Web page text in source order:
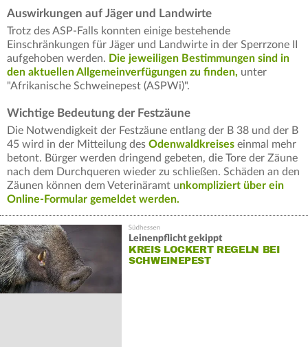
Auswirkungen auf Jäger und Landwirte
Trotz des ASP-Falls konnten einige bestehende
Einschränkungen für Jäger und Landwirte in der Sperrzone II
aufgehoben werden. Die jeweiligen Bestimmungen sind in
den aktuellen Allgemeinverfügungen zu finden, unter
"Afrikanische Schweinepest (ASPWi)".
Wichtige Bedeutung der Festzäune
Die Notwendigkeit der Festzäune entlang der B 38 und der B
45 wird in der Mitteilung des Odenwaldkreises einmal mehr
betont. Bürger werden dringend gebeten, die Tore der Zäune
nach dem Durchqueren wieder zu schließen. Schäden an den
Zäunen können dem Veterinäramt unkompliziert über ein
Online-Formular gemeldet werden.
Leinenpflicht gekippt
KREIS LOCKERT REGELN BEI
SCHWEINEPEST